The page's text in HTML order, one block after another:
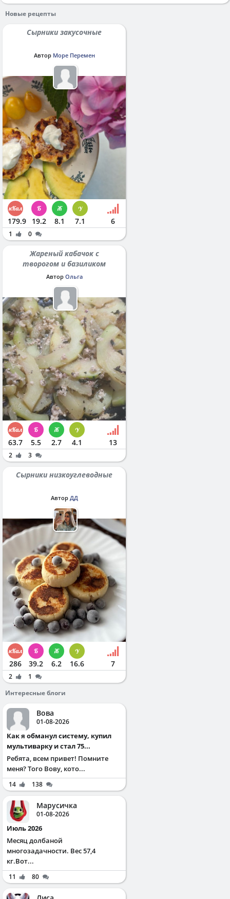
Новые рецепты
Сырники закусочные
Автор Море Перемен
179.9 19.2 8.1 7.1 6
1 0
Жареный кабачок с
творогом и базиликом
Автор Ольга
63.7 5.5 2.7 4.1 13
2 3
Сырники низкоуглеводные
Автор ДД
286 39.2 6.2 16.6 7
2
1
Интересные блоги
Вова
01-08-2026
Как я обманул систему, купил
мультиварку и стал 75...
Ребята, всем привет! Помните
меня? Того Вову, кото...
14 138
Марусичка
01-08-2026
Июль 2026
Месяц долбаной
многозадачности. Вес 57,4
кг.Вот...
11 80